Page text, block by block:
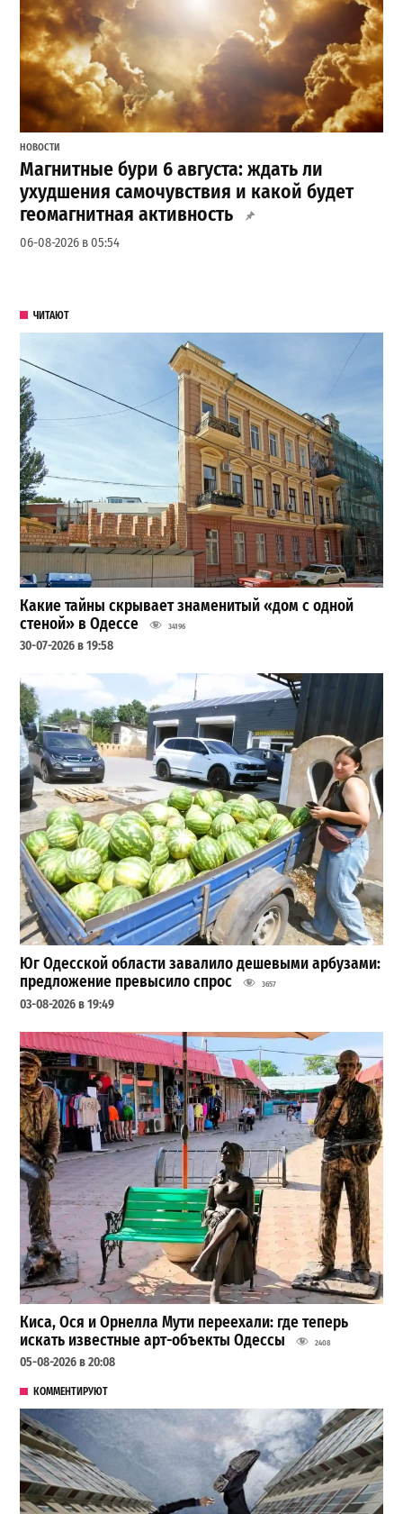
НОВОСТИ
Магнитные бури 6 августа: ждать ли
ухудшения самочувствия и какой будет
геомагнитная активность
06-08-2026 в 05:54
ЧИТАЮТ
Какие тайны скрывает знаменитый «дом с одной
стеной» в Одессе
34196
30-07-2026 в 19:58
Юг Одесской области завалило дешевыми арбузами:
предложение превысило спрос
3657
03-08-2026 в 19:49
Киса, Ося и Орнелла Мути переехали: где теперь
искать известные арт-объекты Одессы
2408
05-08-2026 в 20:08
КОММЕНТИРУЮТ